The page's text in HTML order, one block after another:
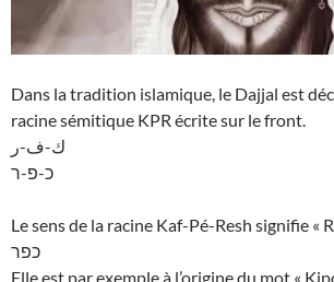
Dans la tradition islamique, le Dajjal est
racine sémitique KPR écrite sur le front.
ك-ف-ر
כ-פ-ר
Le sens de la racine Kaf-Pé-Resh signifie «
כפר
Elle est par exemple à l’origine du mot «